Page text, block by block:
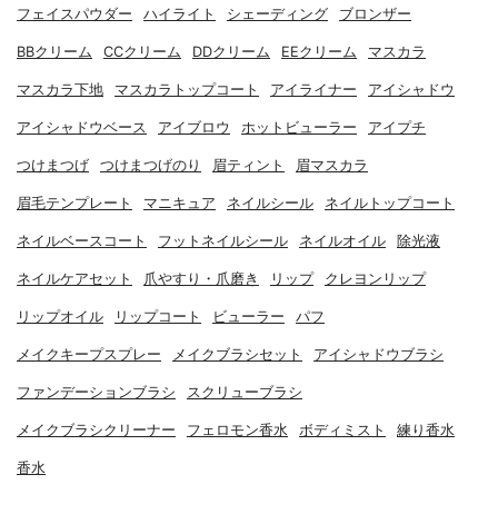
フェイスパウダー ハイライト シェーディング ブロンザー
BBクリーム CCクリーム DDクリーム EEクリーム マスカラ
マスカラ下地 マスカラトップコート アイライナー アイシャドウ
アイシャドウベース アイブロウ ホットビューラー アイプチ
つけまつげ つけまつげのり 眉ティント 眉マスカラ
眉毛テンプレート マニキュア ネイルシール ネイルトップコート
ネイルベースコート フットネイルシール ネイルオイル 除光液
ネイルケアセット 爪やすり・爪磨き リップ クレヨンリップ
リップオイル リップコート ビューラー パフ
メイクキープスプレー メイクブラシセット アイシャドウブラシ
ファンデーションブラシ スクリューブラシ
メイクブラシクリーナー フェロモン香水 ボディミスト 練り香水
香水